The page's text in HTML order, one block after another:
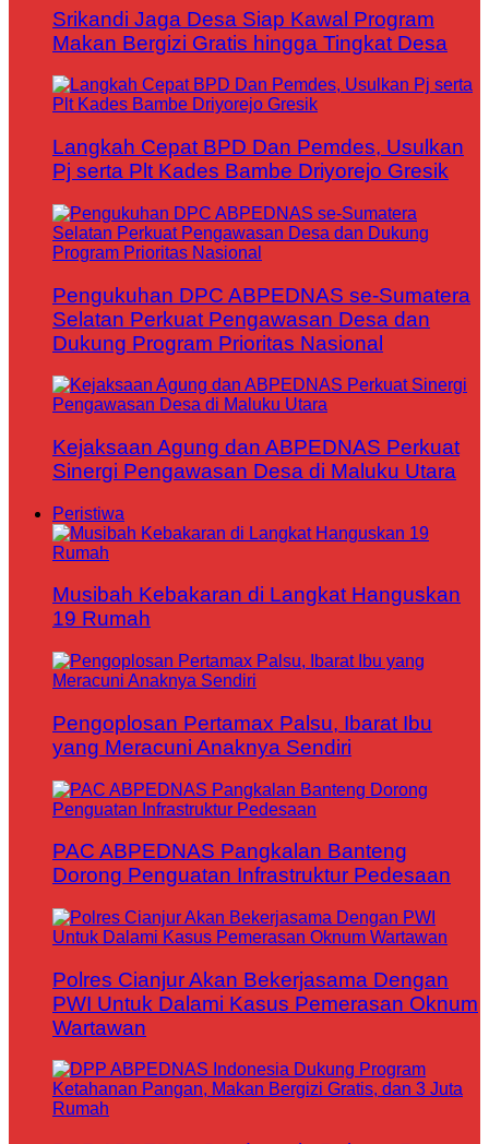
Srikandi Jaga Desa Siap Kawal Program
Makan Bergizi Gratis hingga Tingkat Desa
Langkah Cepat BPD Dan Pemdes, Usulkan
Pj serta Plt Kades Bambe Driyorejo Gresik
Pengukuhan DPC ABPEDNAS se-Sumatera
Selatan Perkuat Pengawasan Desa dan
Dukung Program Prioritas Nasional
Kejaksaan Agung dan ABPEDNAS Perkuat
Sinergi Pengawasan Desa di Maluku Utara
Peristiwa
Musibah Kebakaran di Langkat Hanguskan
19 Rumah
Pengoplosan Pertamax Palsu, Ibarat Ibu
yang Meracuni Anaknya Sendiri
PAC ABPEDNAS Pangkalan Banteng
Dorong Penguatan Infrastruktur Pedesaan
Polres Cianjur Akan Bekerjasama Dengan
PWI Untuk Dalami Kasus Pemerasan Oknum
Wartawan